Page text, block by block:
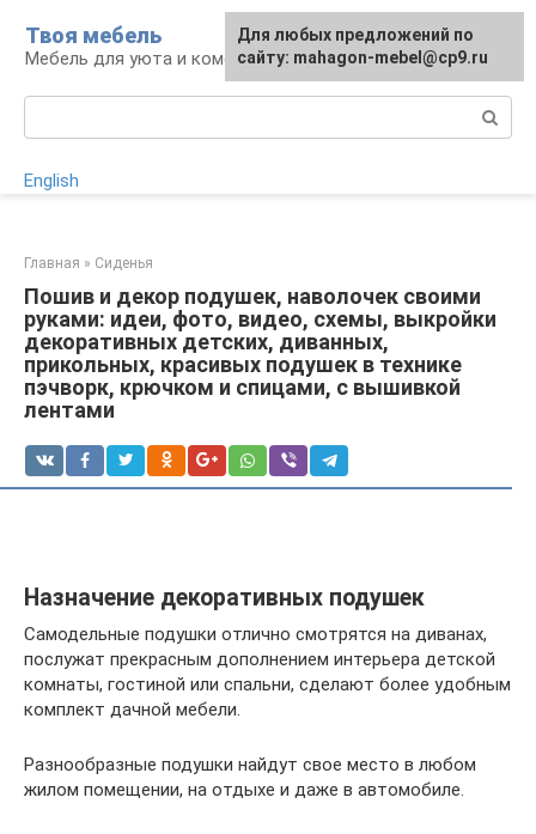
контенту
Твоя мебель
Мебель для уюта и комфорта
English
Главная » Сиденья
Пошив и декор подушек, наволочек своими
руками: идеи, фото, видео, схемы, выкройки
декоративных детских, диванных,
прикольных, красивых подушек в технике
пэчворк, крючком и спицами, с вышивкой
лентами
Назначение декоративных подушек
Самодельные подушки отлично смотрятся на диванах,
послужат прекрасным дополнением интерьера детской
комнаты, гостиной или спальни, сделают более удобным
комплект дачной мебели.
Разнообразные подушки найдут свое место в любом
жилом помещении, на отдыхе и даже в автомобиле.
Для любых предложений по
сайту: mahagon-mebel@cp9.ru
Для любых предложений по
сайту: mahagon-mebel@cp9.ru